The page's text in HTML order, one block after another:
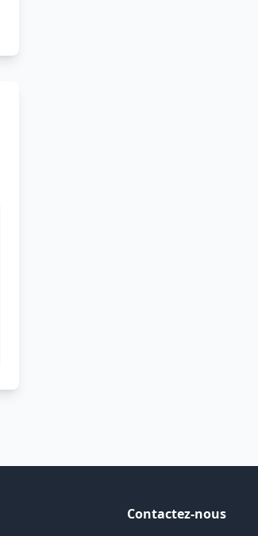
Contactez-nous